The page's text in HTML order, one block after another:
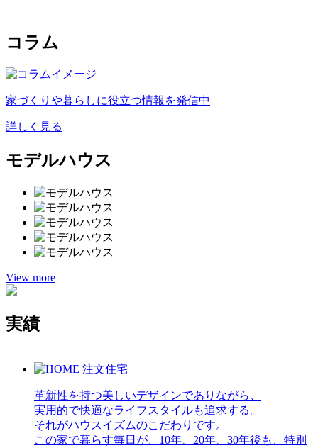
コラム
家づくりや暮らしに役立つ情報を発信中
詳しく見る
モデルハウス
View more
実績
革新性を持つ美しいデザインでありながら、
実用的で快適なライフスタイルも追求する。
それがハウスイズムのこだわりです。
この家で暮らす毎日が、10年、20年、30年後も、特別